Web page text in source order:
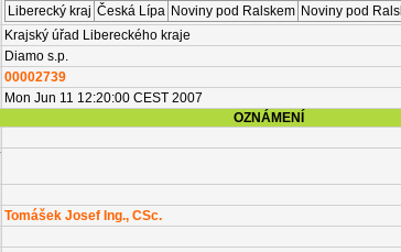
Liberecký kraj Česká Lípa Noviny pod Ralskem Noviny pod
Krajský úřad Libereckého kraje
Diamo s.p.
00002739
Mon Jun 11 12:20:00 CEST 2007
OZNÁMENÍ
Tomášek Josef Ing., CSc.